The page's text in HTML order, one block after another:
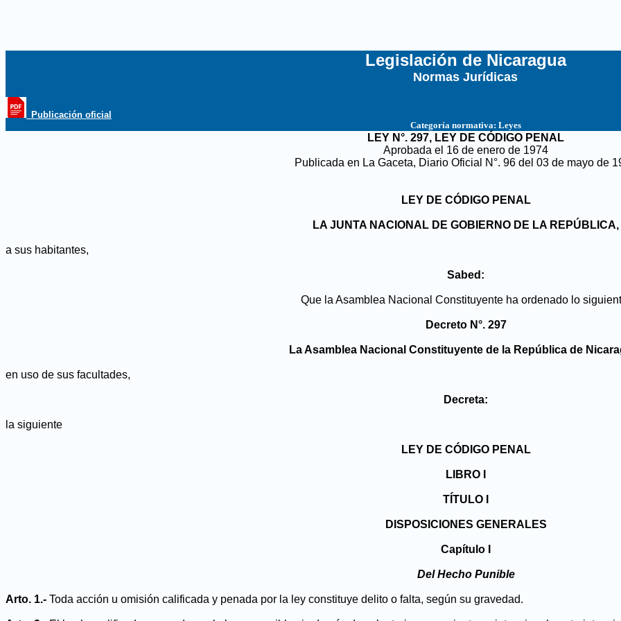
Legislación de Nicaragua
Normas Jurídicas
_Publicación oficial
Categoría normativa: Leyes
LEY N°. 297, LEY DE CÓDIGO PENAL
Aprobada el 16 de enero de 1974
Publicada en La Gaceta, Diario Oficial N°. 96 del 03 de mayo de
LEY DE CÓDIGO PENAL
LA JUNTA NACIONAL DE GOBIERNO DE LA REPÚBLICA,
a sus habitantes,
Sabed:
Que la Asamblea Nacional Constituyente ha ordenado lo
Decreto N°. 297
La Asamblea Nacional Constituyente de la República de
en uso de sus facultades,
Decreta:
la siguiente
LEY DE CÓDIGO PENAL
LIBRO I
TÍTULO I
DISPOSICIONES GENERALES
Capítulo I
Del Hecho Punible
Arto. 1.- Toda acción u omisión calificada y penada por la ley constituye delito o falta, según su gravedad.